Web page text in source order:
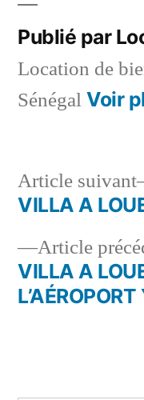
Publié par
Location de
Sénégal Voir
de
l’article
Article
VILLA A
L’AÉROPORT
Article suivant
VILLA A